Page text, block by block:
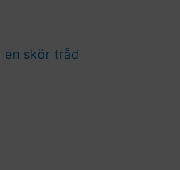
en skör tråd